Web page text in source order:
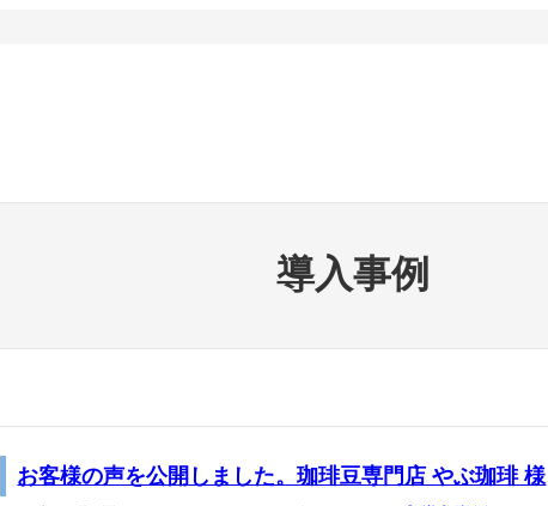
導入事例
お客様の声を公開しました。珈琲豆専門店 やぶ珈琲 様